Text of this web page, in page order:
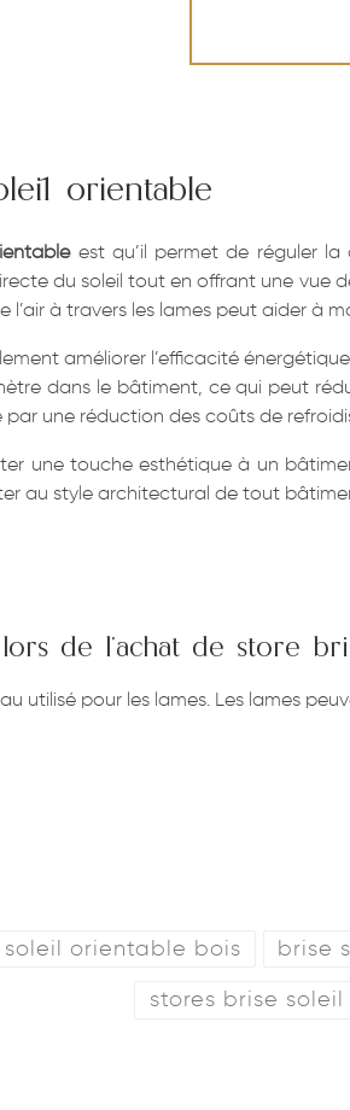
orientable
est qu’il permet de réguler la
du soleil tout en offrant une vue
l’air à travers les lames peut aider à
améliorer l’efficacité
dans le bâtiment, ce qui peut
une réduction des coûts de
une touche esthétique à un
au style architectural de tout
de l’achat de store
utilisé pour les lames. Les lames
soleil orientable bois brise
stores brise soleil